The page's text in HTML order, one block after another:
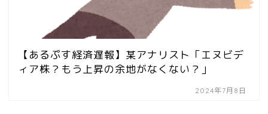
【あるぷす経済遅報】某アナリスト「エヌビデ
ィア株？もう上昇の余地がなくない？」
2024年7月8日